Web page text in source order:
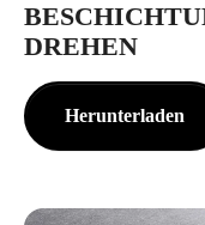
DREHEN
Herunterladen